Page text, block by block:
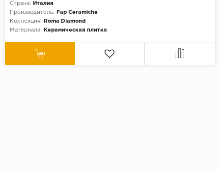
Страна:
Италия
Производитель:
Fap Ceramiche
Коллекция:
Roma Diamond
Материала:
Керамическая плитка